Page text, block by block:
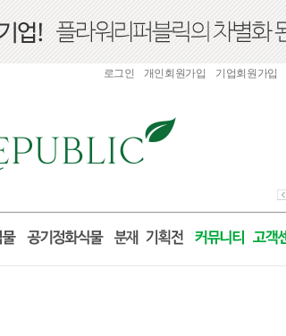
로그인 개인회원가입 기업회원가입